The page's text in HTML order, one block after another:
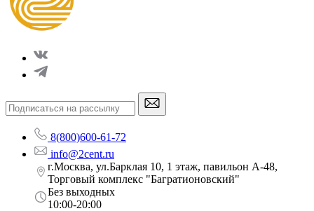
8(800)600-61-72
info@2cent.ru
г.Москва, ул.Барклая 10, 1 этаж, павильон А-48,
Торговый комплекс "Багратионовский"
Без выходных
10:00-20:00